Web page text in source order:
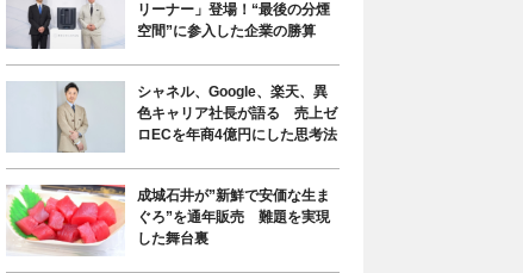
リーナー」登場！“最後の分煙
空間”に参入した企業の勝算
シャネル、Google、楽天、異
色キャリア社長が語る 売上ゼ
ロECを年商4億円にした思考法
成城石井が”新鮮で安価な生ま
ぐろ”を通年販売 難題を実現
した舞台裏